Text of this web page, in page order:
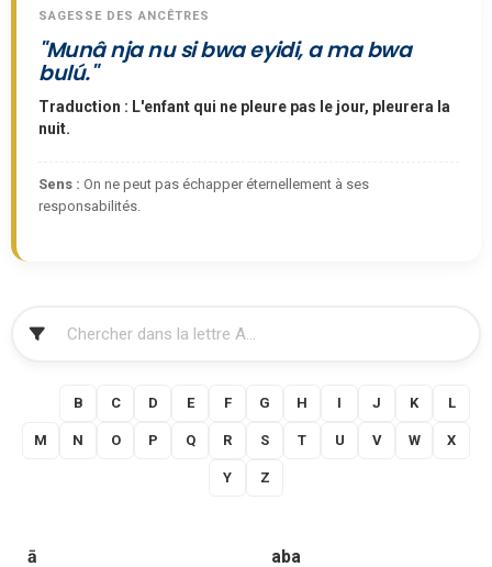
SAGESSE DES ANCÊTRES
"Munâ nja nu si bwa eyidi, a ma bwa
bulú."
Traduction : L'enfant qui ne pleure pas le jour, pleurera la
nuit.
Sens : On ne peut pas échapper éternellement à ses
responsabilités.
B C D E F G H I J K L
M N O P Q R S T U V W X
Y Z
ā aba